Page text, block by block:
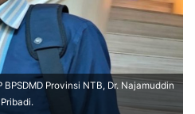
Provinsi NTB, Dr. Najamuddin